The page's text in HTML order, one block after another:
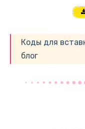
Коды для
блог